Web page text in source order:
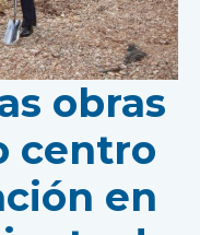
obras
centro
en